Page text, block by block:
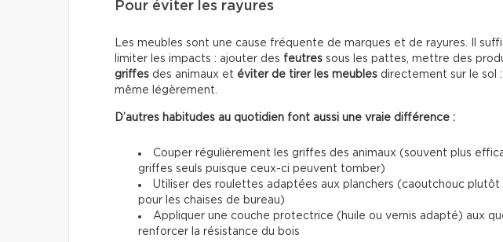
Pour éviter les rayures
Les meubles sont une cause fréquente de marques et de rayures. Il
limiter les impacts : ajouter des feutres sous les pattes, mettre des
griffes des animaux et éviter de tirer les meubles directement sur le sol
même légèrement.
D’autres habitudes au quotidien font aussi une vraie différence :
Couper régulièrement les griffes des animaux (souvent plus
griffes seuls puisque ceux-ci peuvent tomber)
Utiliser des roulettes adaptées aux planchers (caoutchouc plutôt
pour les chaises de bureau)
Appliquer une couche protectrice (huile ou vernis adapté) aux
renforcer la résistance du bois